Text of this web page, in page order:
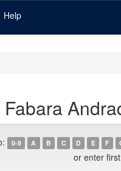
Help
0-9 A B C D E F
or enter